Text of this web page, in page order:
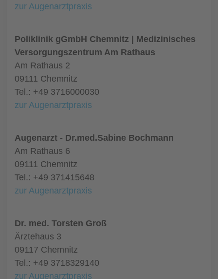
zur Augenarztpraxis
Poliklinik gGmbH Chemnitz | Medizinisches
Versorgungszentrum Am Rathaus
Am Rathaus 2
09111 Chemnitz
Tel.: +49 3716000030
zur Augenarztpraxis
Augenarzt - Dr.med.Sabine Bochmann
Am Rathaus 6
09111 Chemnitz
Tel.: +49 371415648
zur Augenarztpraxis
Dr. med. Torsten Groß
Ärztehaus 3
09117 Chemnitz
Tel.: +49 3718329140
zur Augenarztpraxis